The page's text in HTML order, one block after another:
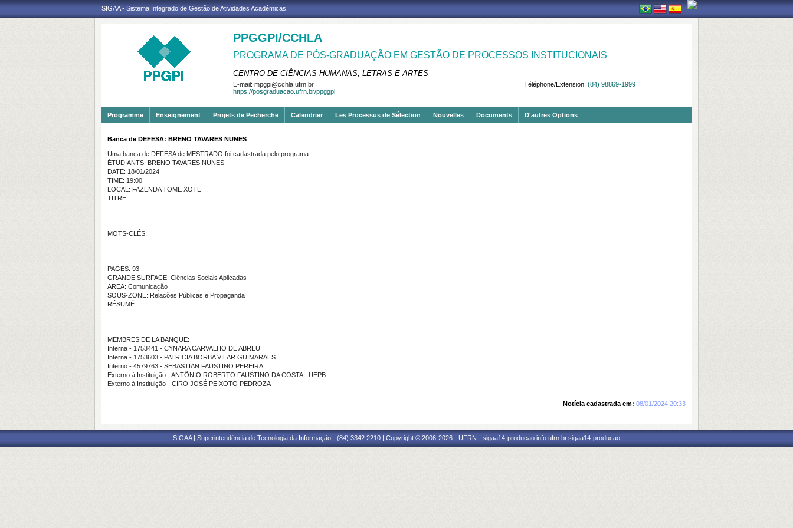
SIGAA - Sistema Integrado de Gestão de Atividades Acadêmicas
PPGGPI/CCHLA
PROGRAMA DE PÓS-GRADUAÇÃO EM GESTÃO DE PROCESSOS INSTITUCIONAIS
CENTRO DE CIÊNCIAS HUMANAS, LETRAS E ARTES
Téléphone/Extension: (84) 98869-1999
E-mail: mpgpi@cchla.ufrn.br
https://posgraduacao.ufrn.br/ppggpi
Programme Enseignement Projets de Pecherche Calendrier Les Processus de Sélection Nouvelles Documents D'autres Options
Banca de DEFESA: BRENO TAVARES NUNES
Uma banca de DEFESA de MESTRADO foi cadastrada pelo programa.
ÉTUDIANTS: BRENO TAVARES NUNES
DATE: 18/01/2024
TIME: 19:00
LOCAL: FAZENDA TOME XOTE
TITRE:
MOTS-CLÉS:
PAGES: 93
GRANDE SURFACE: Ciências Sociais Aplicadas
AREA: Comunicação
SOUS-ZONE: Relações Públicas e Propaganda
RÉSUMÉ:
MEMBRES DE LA BANQUE:
Interna - 1753441 - CYNARA CARVALHO DE ABREU
Interna - 1753603 - PATRICIA BORBA VILAR GUIMARAES
Interno - 4579763 - SEBASTIAN FAUSTINO PEREIRA
Externo à Instituição - ANTÔNIO ROBERTO FAUSTINO DA COSTA - UEPB
Externo à Instituição - CIRO JOSÉ PEIXOTO PEDROZA
Notícia cadastrada em: 08/01/2024 20:33
SIGAA | Superintendência de Tecnologia da Informação - (84) 3342 2210 | Copyright © 2006-2026 - UFRN - sigaa14-producao.info.ufrn.br.sigaa14-producao